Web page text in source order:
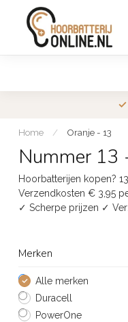
Home / Oranje - 13
Nummer 13
Hoorbatterijen kopen?
Verzendkosten € 3,95
✓ Scherpe prijzen ✓
Merken
Alle merken
Duracell
PowerOne